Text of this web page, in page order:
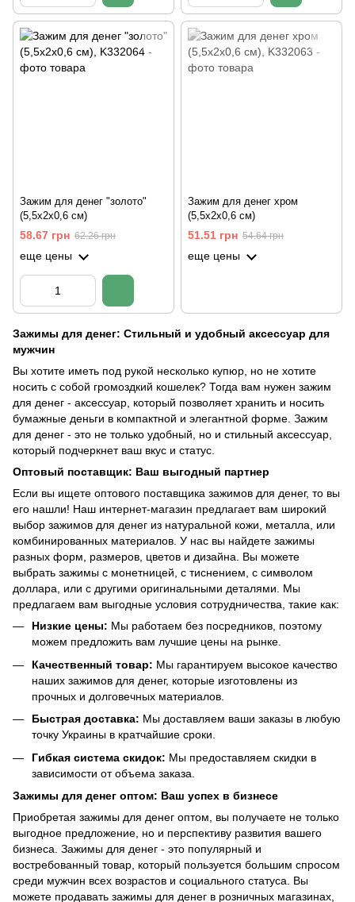
Зажим для денег "золото"
(5,5х2х0,6 см)
58.67 грн 62.26 грн
еще цены
Зажим для денег хром
(5,5х2х0,6 см)
51.51 грн 54.64 грн
еще цены
Зажимы для денег: Стильный и удобный аксессуар для
мужчин
Вы хотите иметь под рукой несколько купюр, но не хотите
носить с собой громоздкий кошелек? Тогда вам нужен зажим
для денег - аксессуар, который позволяет хранить и носить
бумажные деньги в компактной и элегантной форме. Зажим
для денег - это не только удобный, но и стильный аксессуар,
который подчеркнет ваш вкус и статус.
Оптовый поставщик: Ваш выгодный партнер
Если вы ищете оптового поставщика зажимов для денег, то вы
его нашли! Наш интернет-магазин предлагает вам широкий
выбор зажимов для денег из натуральной кожи, металла, или
комбинированных материалов. У нас вы найдете зажимы
разных форм, размеров, цветов и дизайна. Вы можете
выбрать зажимы с монетницей, с тиснением, с символом
доллара, или с другими оригинальными деталями. Мы
предлагаем вам выгодные условия сотрудничества, такие как:
Низкие цены: Мы работаем без посредников, поэтому
можем предложить вам лучшие цены на рынке.
Качественный товар: Мы гарантируем высокое качество
наших зажимов для денег, которые изготовлены из
прочных и долговечных материалов.
Быстрая доставка: Мы доставляем ваши заказы в любую
точку Украины в кратчайшие сроки.
Гибкая система скидок: Мы предоставляем скидки в
зависимости от объема заказа.
Зажимы для денег оптом: Ваш успех в бизнесе
Приобретая зажимы для денег оптом, вы получаете не только
выгодное предложение, но и перспективу развития вашего
бизнеса. Зажимы для денег - это популярный и
востребованный товар, который пользуется большим спросом
среди мужчин всех возрастов и социального статуса. Вы
можете продавать зажимы для денег в розничных магазинах,